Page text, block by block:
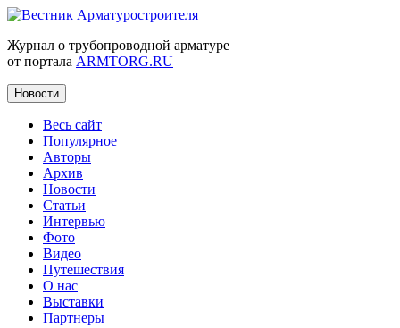
Журнал о трубопроводной арматуре
от портала ARMTORG.RU
Новости
Весь сайт
Популярное
Авторы
Архив
Новости
Статьи
Интервью
Фото
Видео
Путешествия
О нас
Выставки
Партнеры